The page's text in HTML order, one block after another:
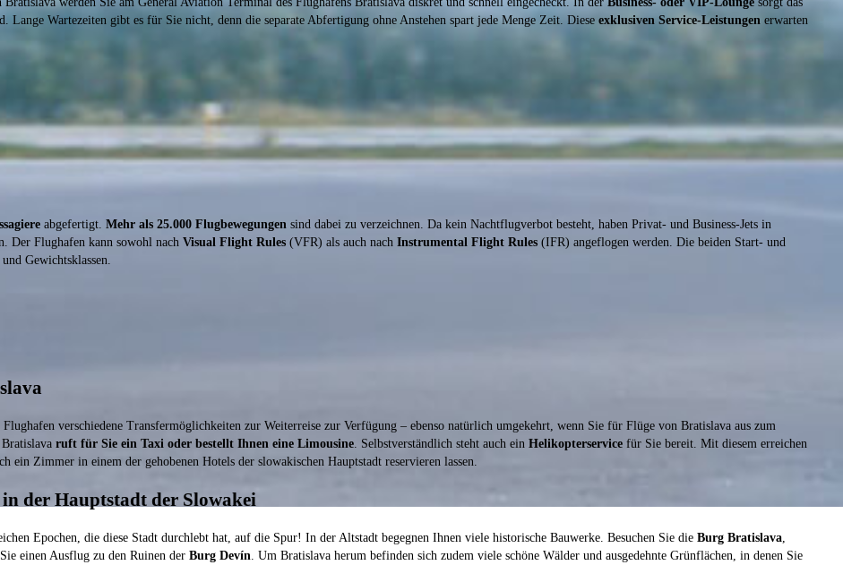
Wartezeiten gibt es für Sie nicht, denn die separate Abfertigung ohne Anstehen spart jede Menge Zeit. Diese exklusiven Service-Leistungen erwarten
abgefertigt. Mehr als 25.000 Flugbewegungen sind dabei zu verzeichnen. Da kein Nachtflugverbot besteht, haben Privat- und Business-Jets in
Der Flughafen kann sowohl nach Visual Flight Rules (VFR) als auch nach Instrumental Flight Rules (IFR) angeflogen werden. Die beiden Start- und
Gewichtsklassen.
verschiedene Transfermöglichkeiten zur Weiterreise zur Verfügung – ebenso natürlich umgekehrt, wenn Sie für Flüge von Bratislava aus zum
ruft für Sie ein Taxi oder bestellt Ihnen eine Limousine . Selbstverständlich steht auch ein Helikopterservice für Sie bereit. Mit diesem erreichen
ein Zimmer in einem der gehobenen Hotels der slowakischen Hauptstadt reservieren lassen.
der Hauptstadt der Slowakei
Epochen, die diese Stadt durchlebt hat, auf die Spur! In der Altstadt begegnen Ihnen viele historische Bauwerke. Besuchen Sie die Burg Bratislava
einen Ausflug zu den Ruinen der Burg Devín . Um Bratislava herum befinden sich zudem viele schöne Wälder und ausgedehnte Grünflächen, in denen Sie